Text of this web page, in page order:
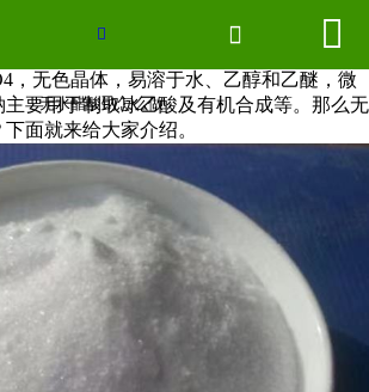
网站首页
联系我们
厂房场景
企业形象
2026世界杯官网
新闻中心

无水醋酸钠怎么做
 
机化合物，分子式为CH3COO（OH）2，
，无色晶体，易溶于水、乙醇和乙醚，微
要用于制取冰乙酸及有机合成等。那么无
面就来给大家介绍。